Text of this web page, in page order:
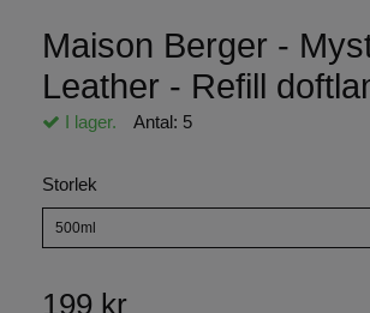
Maison Berger -
Leather - Refill
I lager. Antal: 5
Storlek
500ml
199 kr